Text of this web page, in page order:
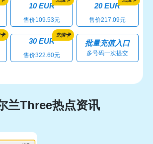
10 EUR
售价109.53元
20 EUR
售价217.09元
充值卡
30 EUR
售价322.60元
批量充值入口
多号码一次提交
兰Three热点资讯